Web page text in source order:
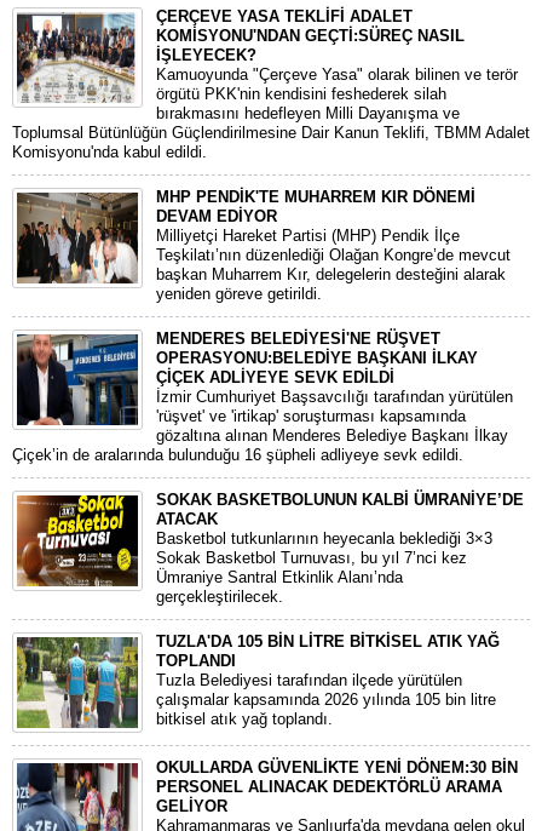
ÇERÇEVE YASA TEKLİFİ ADALET
KOMİSYONU'NDAN GEÇTİ:SÜREÇ NASIL
İŞLEYECEK?
​Kamuoyunda "Çerçeve Yasa" olarak bilinen ve terör
örgütü PKK'nin kendisini feshederek silah
bırakmasını hedefleyen Milli Dayanışma ve
Toplumsal Bütünlüğün Güçlendirilmesine Dair Kanun Teklifi, TBMM Adalet
Komisyonu'nda kabul edildi.
MHP PENDİK'TE MUHARREM KIR DÖNEMİ
DEVAM EDİYOR
​Milliyetçi Hareket Partisi (MHP) Pendik İlçe
Teşkilatı’nın düzenlediği Olağan Kongre’de mevcut
başkan Muharrem Kır, delegelerin desteğini alarak
yeniden göreve getirildi.
MENDERES BELEDİYESİ'NE RÜŞVET
OPERASYONU:BELEDİYE BAŞKANI İLKAY
ÇİÇEK ADLİYEYE SEVK EDİLDİ
​İzmir Cumhuriyet Başsavcılığı tarafından yürütülen
'rüşvet' ve 'irtikap' soruşturması kapsamında
gözaltına alınan Menderes Belediye Başkanı İlkay
Çiçek’in de aralarında bulunduğu 16 şüpheli adliyeye sevk edildi.
SOKAK BASKETBOLUNUN KALBİ ÜMRANİYE’DE
ATACAK
Basketbol tutkunlarının heyecanla beklediği 3×3
Sokak Basketbol Turnuvası, bu yıl 7’nci kez
Ümraniye Santral Etkinlik Alanı’nda
gerçekleştirilecek.
TUZLA'DA 105 BİN LİTRE BİTKİSEL ATIK YAĞ
TOPLANDI
Tuzla Belediyesi tarafından ilçede yürütülen
çalışmalar kapsamında 2026 yılında 105 bin litre
bitkisel atık yağ toplandı.
OKULLARDA GÜVENLİKTE YENİ DÖNEM:30 BİN
PERSONEL ALINACAK DEDEKTÖRLÜ ARAMA
GELİYOR
​Kahramanmaraş ve Şanlıurfa'da meydana gelen okul